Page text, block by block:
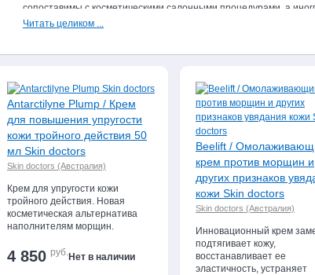
сопоставимы с косметическими салонными процедурами, а
Skin doctorsобладают ярко выраженным лечебным эффектом.
Читать целиком ...
Antarctilyne Plump / Крем
для повышения упругости
кожи тройного действия 50
мл Skin doctors
Skin doctors (Австралия)
Крем для упругости кожи
тройного действия. Новая
косметическая альтернатива
наполнителям морщин.
4 850 руб.Нет в наличии
Beelift /
крем против морщин и
других признаков
кожи Skin doctors
Skin doctors (Австралия)
Инновационный крем
подтягивает кожу,
восстанавливает ее
эластичность, устраняет